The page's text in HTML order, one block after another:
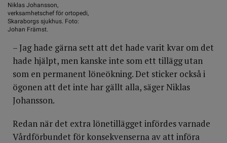
Niklas Johansson,
verksamhetschef för ortopedi,
Skaraborgs sjukhus. Foto:
Johan Främst.
– Jag hade gärna sett att det hade varit kvar om det
hade hjälpt, men kanske inte som ett tillägg utan
som en permanent löneökning. Det sticker också i
ögonen att det inte har gällt alla, säger Niklas
Johansson.
Redan när det extra lönetillägget infördes varnade
Vårdförbundet för konsekvenserna av att införa